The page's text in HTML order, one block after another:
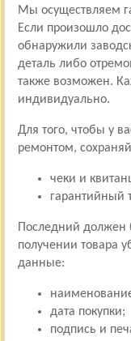
Мы осуществляем
Если произошло
обнаружили
деталь либо
также возможен.
индивидуально.
Для того, чтобы у
ремонтом,
чеки и
гарантийный
Последний должен
получении товара
данные:
дата покупки;
подпись и